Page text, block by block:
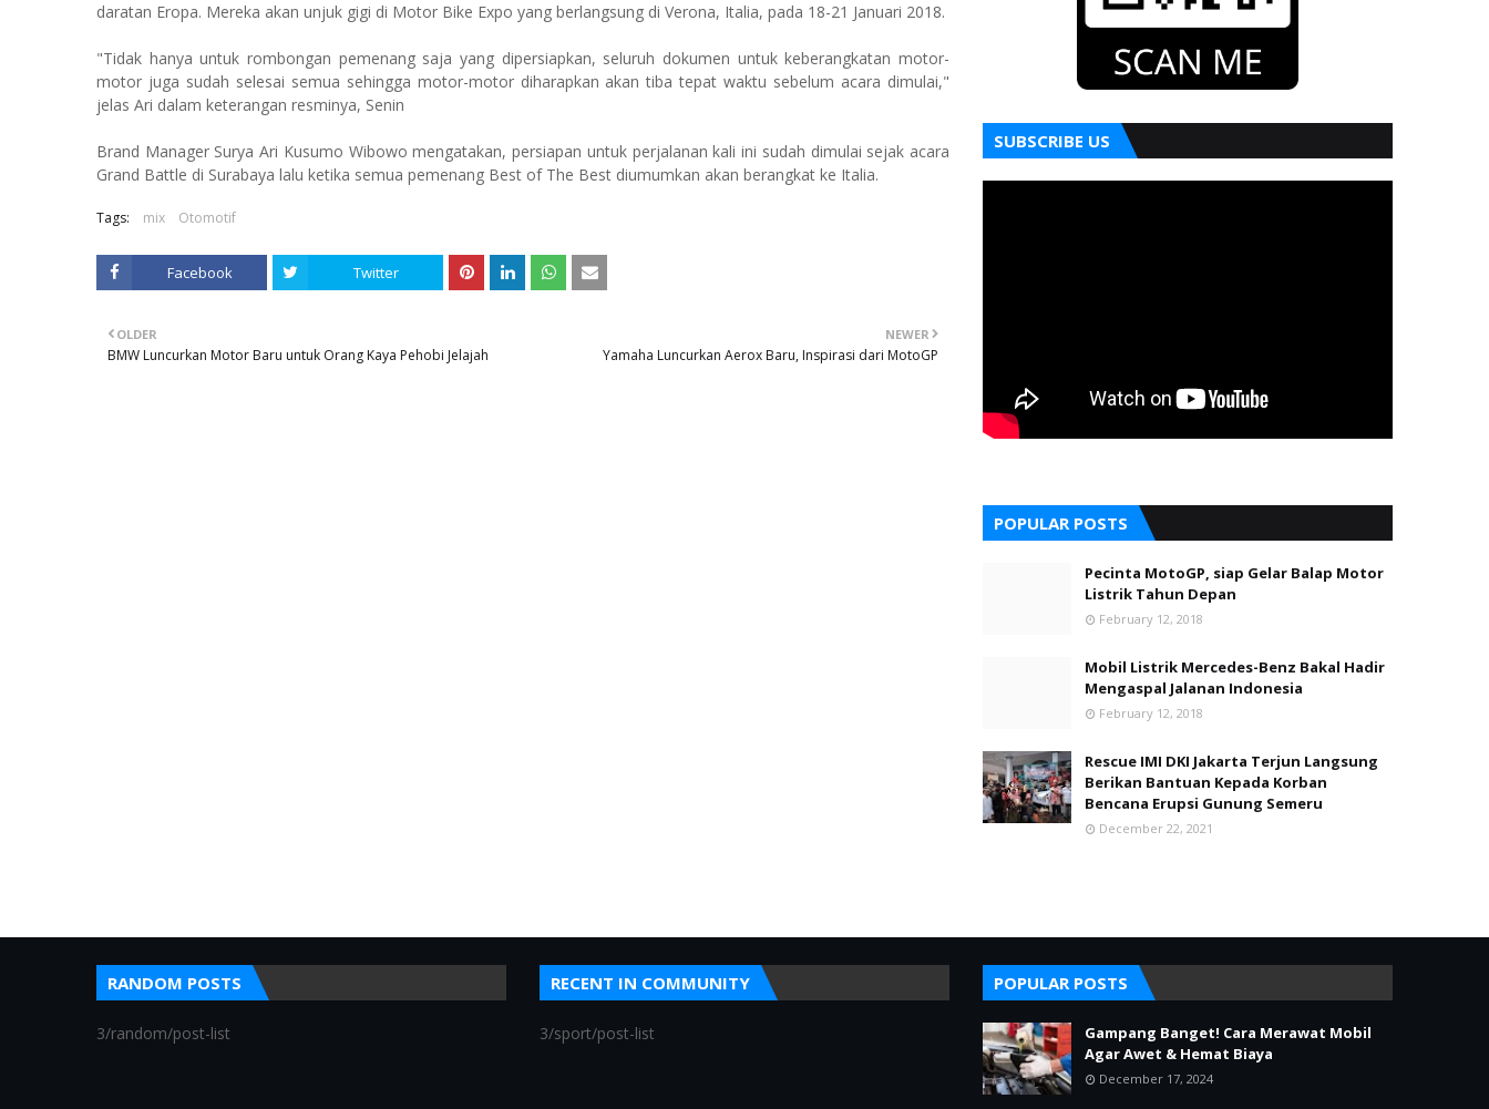
daratan Eropa. Mereka akan unjuk gigi di Motor Bike Expo yang berlangsung di Verona, Italia, pada 18-21 Januari 2018.
"Tidak hanya untuk rombongan pemenang saja yang dipersiapkan, seluruh dokumen untuk keberangkatan motor-
motor juga sudah selesai semua sehingga motor-motor diharapkan akan tiba tepat waktu sebelum acara dimulai,"
jelas Ari dalam keterangan resminya, Senin
Brand Manager Surya Ari Kusumo Wibowo mengatakan, persiapan untuk perjalanan kali ini sudah dimulai sejak acara
Grand Battle di Surabaya lalu ketika semua pemenang Best of The Best diumumkan akan berangkat ke Italia.
Tags: mix Otomotif
Facebook Twitter
NEWER
Yamaha Luncurkan Aerox Baru, Inspirasi dari MotoGP
OLDER
BMW Luncurkan Motor Baru untuk Orang Kaya Pehobi Jelajah
SUBSCRIBE US
POPULAR POSTS
Pecinta MotoGP, siap Gelar Balap Motor
Listrik Tahun Depan
February 12, 2018
Mobil Listrik Mercedes-Benz Bakal Hadir
Mengaspal Jalanan Indonesia
February 12, 2018
Rescue IMI DKI Jakarta Terjun Langsung
Berikan Bantuan Kepada Korban
Bencana Erupsi Gunung Semeru
December 22, 2021
RANDOM POSTS
3/random/post-list
RECENT IN COMMUNITY
3/sport/post-list
POPULAR POSTS
Gampang Banget! Cara Merawat Mobil
Agar Awet & Hemat Biaya
December 17, 2024